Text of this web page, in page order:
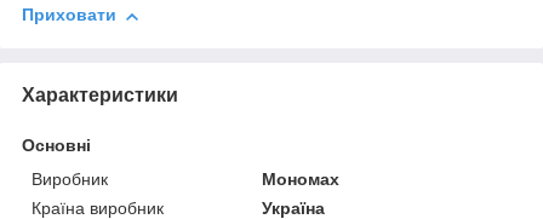
Приховати
Характеристики
Основні
Виробник
Мономах
Країна виробник
Україна